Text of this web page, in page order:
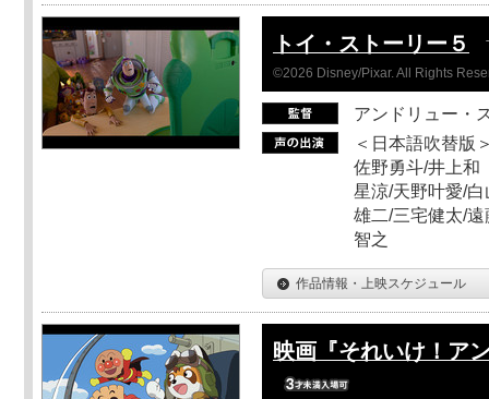
トイ・ストーリー５
©2026 Disney/Pixar. All Rights
アンドリュー・
＜日本語吹替版
佐野勇斗/井上和
星涼/天野叶愛/
雄二/三宅健太/
智之
作品情報・上映スケジュール
映画『それいけ！ア